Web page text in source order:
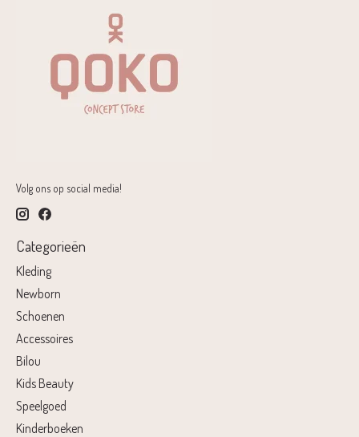
Volg ons op social media!
Categorieën
Kleding
Newborn
Schoenen
Accessoires
Bilou
Kids Beauty
Speelgoed
Kinderboeken